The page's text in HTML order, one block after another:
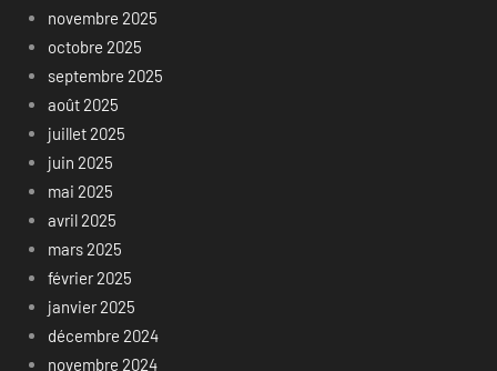
novembre 2025
octobre 2025
septembre 2025
août 2025
juillet 2025
juin 2025
mai 2025
avril 2025
mars 2025
février 2025
janvier 2025
décembre 2024
novembre 2024